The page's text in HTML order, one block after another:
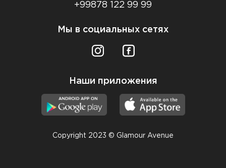
+99878 122 99 99
Мы в социальных сетях
Наши приложения
Copyright 2023 © Glamour Avenue